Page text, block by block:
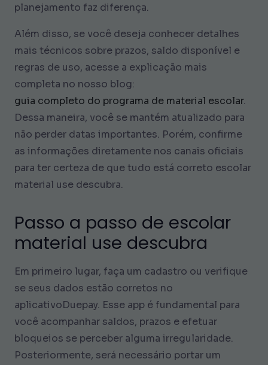
planejamento faz diferença.
Além disso, se você deseja conhecer detalhes
mais técnicos sobre prazos, saldo disponível e
regras de uso, acesse a explicação mais
completa no nosso blog:
guia completo do programa de material escolar.
Dessa maneira, você se mantém atualizado para
não perder datas importantes. Porém, confirme
as informações diretamente nos canais oficiais
para ter certeza de que tudo está correto escolar
material use descubra.
Passo a passo de escolar
material use descubra
Em primeiro lugar, faça um cadastro ou verifique
se seus dados estão corretos no
aplicativoDuepay. Esse app é fundamental para
você acompanhar saldos, prazos e efetuar
bloqueios se perceber alguma irregularidade.
Posteriormente, será necessário portar um